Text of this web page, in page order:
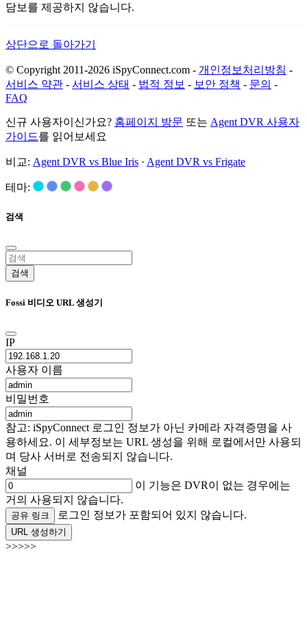
담보를 제공하지 않습니다.
상단으로 돌아가기
© Copyright 2011-2026 iSpyConnect.com - 개인정보처리방침 -
서비스 약관 - 서비스 상태 - 법적 정보 - 보안 정책 - 문의 -
FAQ
신규 사용자이신가요? 홈페이지 방문 또는 Agent DVR 사용자
가이드를 읽어보세요
비교: Agent DVR vs Blue Iris · Agent DVR vs Frigate
테마:
검색
검색
Fossi 비디오 URL 생성기
IP
사용자 이름
비밀번호
참고: iSpyConnect 로그인 정보가 아닌 카메라 자격증명을 사
용하세요. 이 세부정보는 URL 생성을 위해 로컬에서만 사용되
며 당사 서버로 전송되지 않습니다.
채널
이 기능은 DVR이 없는 경우에는
거의 사용되지 않습니다.
공유 링크 로그인 정보가 포함되어 있지 않습니다.
URL 생성하기
>>>>>